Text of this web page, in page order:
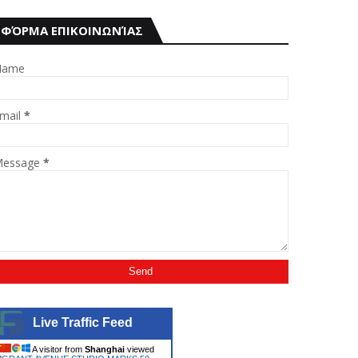
ΦΌΡΜΑ ΕΠΙΚΟΙΝΩΝΊΑΣ
*
*
Live Traffic Feed
A visitor from Shanghai viewed